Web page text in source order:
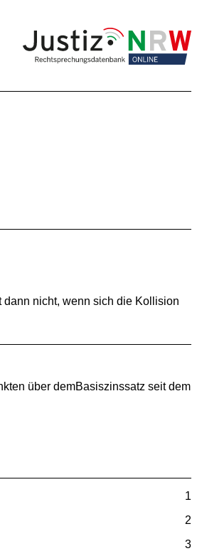
nicht, wenn sich die Kollision
über demBasiszinssatz seit dem
1
2
3